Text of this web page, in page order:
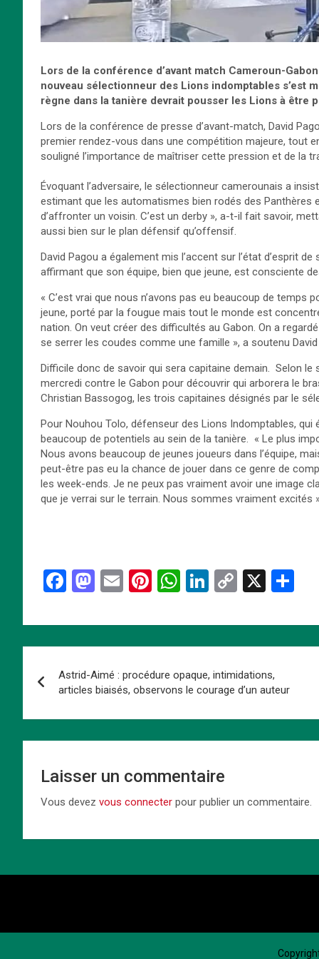
Lors de la conférence d’avant match Cameroun-
nouveau sélectionneur des Lions indomptables s’est
règne dans la tanière devrait pousser les Lions à être
Lors de la conférence de presse d’avant-match, David
premier rendez-vous dans une compétition majeure, tout
souligné l’importance de maîtriser cette pression et de la
Évoquant l’adversaire, le sélectionneur camerounais a
estimant que les automatismes bien rodés des Panthères
d’affronter un voisin. C’est un derby », a-t-il fait savoir,
aussi bien sur le plan défensif qu’offensif.
David Pagou a également mis l’accent sur l’état d’esprit
affirmant que son équipe, bien que jeune, est consciente
« C’est vrai que nous n’avons pas eu beaucoup de
jeune, porté par la fougue mais tout le monde est
nation. On veut créer des difficultés au Gabon. On a
se serrer les coudes comme une famille », a soutenu David
Difficile donc de savoir qui sera capitaine demain. Selon
mercredi contre le Gabon pour découvrir qui arborera le
Christian Bassogog, les trois capitaines désignés par le
Pour Nouhou Tolo, défenseur des Lions Indomptables,
beaucoup de potentiels au sein de la tanière. « Le plus
Nous avons beaucoup de jeunes joueurs dans l’équipe,
peut-être pas eu la chance de jouer dans ce genre de
les week-ends. Je ne peux pas vraiment avoir une image
que je verrai sur le terrain. Nous sommes vraiment excités
F
ce
b
o
o
k
M
st
o
d
o
n
E
ail
Pi
er
es
t
W
at
s
A
p
p
Li
ke
dI
n
C
py
Li
n
k
X
ta
g
de
l’article
Astrid-Aimé : procédure opaque, intimidations,
articles biaisés, observons le courage d’un auteur
Laisser un commentaire
Vous devez vous connecter pour publier un commentaire.